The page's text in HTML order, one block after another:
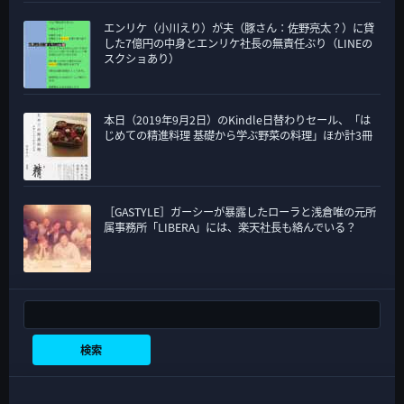
エンリケ（小川えり）が夫（豚さん：佐野亮太？）に貸
した7億円の中身とエンリケ社長の無責任ぶり（LINEの
スクショあり）
本日（2019年9月2日）のKindle日替わりセール、「は
じめての精進料理 基礎から学ぶ野菜の料理」ほか計3冊
［GASTYLE］ガーシーが暴露したローラと浅倉唯の元所
属事務所「LIBERA」には、楽天社長も絡んでいる？
検索